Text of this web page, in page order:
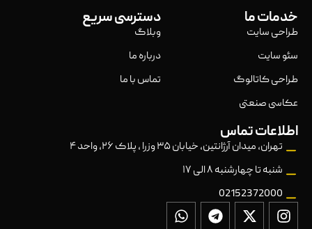
خدمات ما
طراحی سایت
سئو سایت
طراحی کاتالوگ
عکاسی صنعتی
دسترسی سریع
وبلاگ
درباره ما
تماس با ما
اطلاعات تماس
تهران، میدان آرژانتین، خیابان ۳۵ وزرا ، پلاک ۲۶، واحد ۴
شنبه تا چهارشنبه ۸ الی ۱۷
02152372000